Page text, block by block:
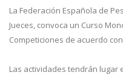
La Federación Española de
Jueces, convoca un Curso
Competiciones de acuerdo
Las actividades tendrán lugar